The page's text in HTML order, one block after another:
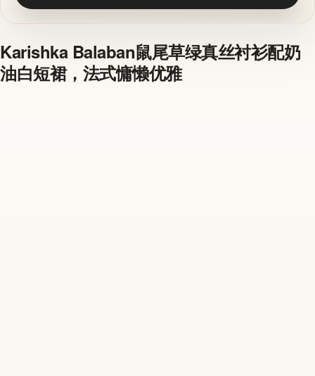
Karishka Balaban鼠尾草绿真丝衬衫配奶
油白短裙，法式慵懒优雅